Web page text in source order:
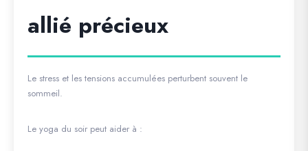
allié précieux
Le stress et les tensions accumulées perturbent souvent le
sommeil.
Le yoga du soir peut aider à :